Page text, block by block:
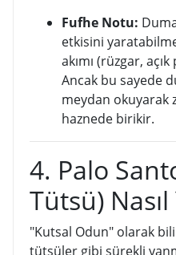
Fufhe Notu:
etkisini
akımı (rüzgar,
Ancak bu sayede
meydan okuyarak
haznede birikir.
4. Palo
Tütsü) Nasıl
"Kutsal Odun" olarak
tütsüler gibi sürekli